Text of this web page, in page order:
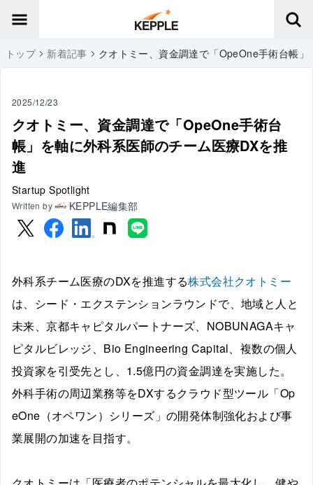
トップ 新着記事 クオトミー、資金調達で「OpeOne手術台帳
2025/12/23
クオトミー、資金調達で「OpeOne手術台
帳」を軸に外科系医師のチーム医療DXを推
進
Startup Spotlight
Written by KEPPLE編集部
外科系チーム医療のDXを推進する株式会社クオトミー
は、シード・エクステンションラウンドで、地域と人と
未来、京都キャピタルパートナーズ、NOBUNAGAキャ
ピタルビレッジ、Bio Engineering Capital、複数の個人
投資家を引受先とし、1.5億円の資金調達を実施した。
外科手術の周辺業務等をDXするクラウド型ツール「Op
eOne（オペワン）シリーズ」の開発体制強化および事
業展開の加速を目指す。